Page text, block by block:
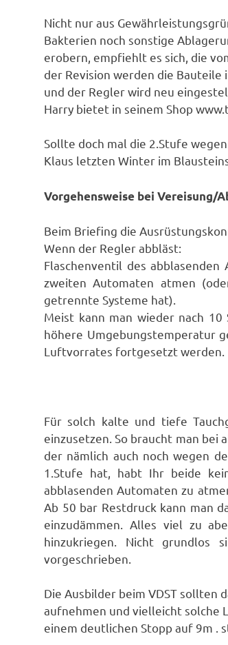
Nicht nur aus
Bakterien noch sonstige
erobern, empfiehlt es sich, die
der Revision werden die
und der Regler wird neu
Harry bietet in seinem Shop
Sollte doch mal die 2.Stufe
Klaus letzten Winter im
Vorgehensweise bei Vereisung/
Beim Briefing die
Wenn der Regler abbläst:
Flaschenventil des
zweiten Automaten atmen
getrennte Systeme hat).
Meist kann man wieder nach
höhere Umgebungstemperatur
Luftvorrates fortgesetzt werden.
Für solch kalte und tiefe
einzusetzen. So braucht man bei
der nämlich auch noch wegen
1.Stufe hat, habt Ihr beide
abblasenden Automaten zu
Ab 50 bar Restdruck kann man
einzudämmen. Alles viel zu
hinzukriegen. Nicht grundlos
vorgeschrieben.
Die Ausbilder beim VDST sollten
aufnehmen und vielleicht solche
einem deutlichen Stopp auf 9m .